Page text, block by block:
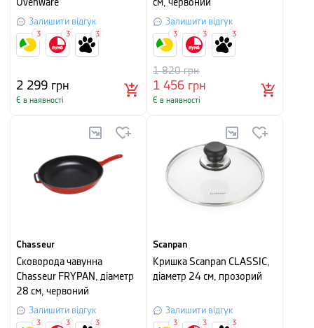
Ovenware
Залишити відгук
2 299 грн
Є в наявності
3 3 3
см, червоний
Залишити відгук
1 456 грн
1 820грн
Є в наявності
3 3 3
Chasseur
Сковорода чавунна
Chasseur FRYPAN, діаметр
28 см, червоний
Залишити відгук
3 3 3
Scanpan
Кришка Scanpan CLASSIC,
діаметр 24 см, прозорий
Залишити відгук
3 3 3